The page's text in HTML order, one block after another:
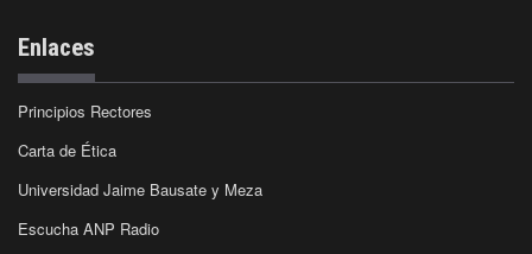
Enlaces
Principios Rectores
Carta de Ética
Universidad Jaime Bausate y Meza
Escucha ANP Radio